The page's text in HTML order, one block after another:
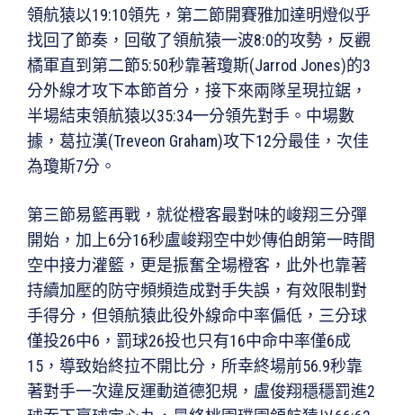
領航猿以19:10領先，第二節開賽雅加達明燈似乎
找回了節奏，回敬了領航猿一波8:0的攻勢，反觀
橘軍直到第二節5:50秒靠著瓊斯(Jarrod Jones)的3
分外線才攻下本節首分，接下來兩隊呈現拉鋸，
半場結束領航猿以35:34一分領先對手。中場數
據，葛拉漢(Treveon Graham)攻下12分最佳，次佳
為瓊斯7分。
第三節易籃再戰，就從橙客最對味的峻翔三分彈
開始，加上6分16秒盧峻翔空中妙傳伯朗第一時間
空中接力灌籃，更是振奮全場橙客，此外也靠著
持續加壓的防守頻頻造成對手失誤，有效限制對
手得分，但領航猿此役外線命中率偏低，三分球
僅投26中6，罰球26投也只有16中命中率僅6成
15，導致始終拉不開比分，所幸終場前56.9秒靠
著對手一次違反運動道德犯規，盧俊翔穩穩罰進2